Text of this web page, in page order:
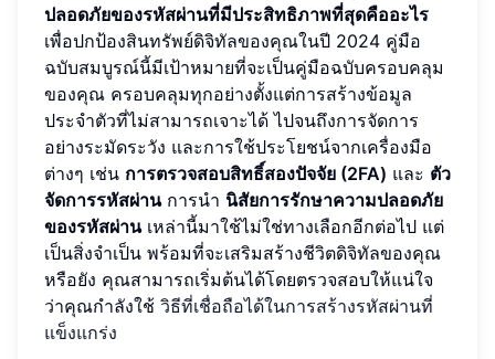
ปลอดภัยของรหัสผ่านที่มีประสิทธิภาพที่สุดคืออะไร
เพื่อปกป้องสินทรัพย์ดิจิทัลของคุณในปี 2024 คู่มือ
ฉบับสมบูรณ์นี้มีเป้าหมายที่จะเป็นคู่มือฉบับครอบคลุม
ของคุณ ครอบคลุมทุกอย่างตั้งแต่การสร้างข้อมูล
ประจำตัวที่ไม่สามารถเจาะได้ ไปจนถึงการจัดการ
อย่างระมัดระวัง และการใช้ประโยชน์จากเครื่องมือ
ต่างๆ เช่น การตรวจสอบสิทธิ์สองปัจจัย (2FA) และ ตัว
จัดการรหัสผ่านการนำ นิสัยการรักษาความปลอดภัย
ของรหัสผ่านเหล่านี้มาใช้ไม่ใช่ทางเลือกอีกต่อไป แต่
เป็นสิ่งจำเป็น พร้อมที่จะเสริมสร้างชีวิตดิจิทัลของคุณ
หรือยัง คุณสามารถเริ่มต้นได้โดยตรวจสอบให้แน่ใจ
ว่าคุณกำลังใช้ วิธีที่เชื่อถือได้ในการสร้างรหัสผ่านที่
แข็งแกร่ง